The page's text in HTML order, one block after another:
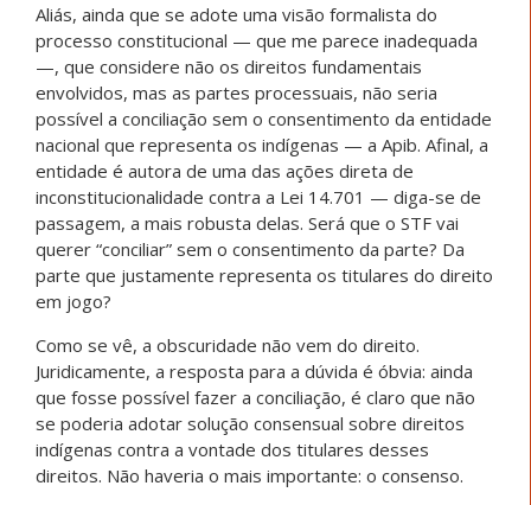
Aliás, ainda que se adote uma visão formalista do
processo constitucional — que me parece inadequada
—, que considere não os direitos fundamentais
envolvidos, mas as partes processuais, não seria
possível a conciliação sem o consentimento da entidade
nacional que representa os indígenas — a Apib. Afinal, a
entidade é autora de uma das ações direta de
inconstitucionalidade contra a Lei 14.701 — diga-se de
passagem, a mais robusta delas. Será que o STF vai
querer “conciliar” sem o consentimento da parte? Da
parte que justamente representa os titulares do direito
em jogo?
Como se vê, a obscuridade não vem do direito.
Juridicamente, a resposta para a dúvida é óbvia: ainda
que fosse possível fazer a conciliação, é claro que não
se poderia adotar solução consensual sobre direitos
indígenas contra a vontade dos titulares desses
direitos. Não haveria o mais importante: o consenso.